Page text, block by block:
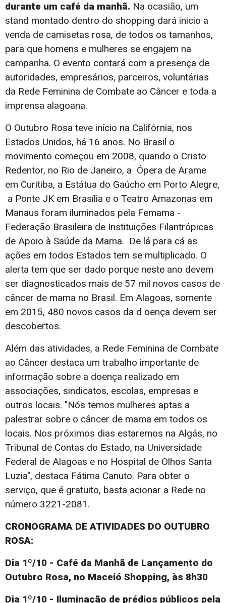
durante um café da manhã. Na ocasião, um
stand montado dentro do shopping dará inicio a
venda de camisetas rosa, de todos os tamanhos,
para que homens e mulheres se engajem na
campanha. O evento contará com a presença de
autoridades, empresários, parceiros, voluntárias
da Rede Feminina de Combate ao Câncer e toda a
imprensa alagoana.
O Outubro Rosa teve início na Califórnia, nos
Estados Unidos, há 16 anos. No Brasil o
movimento começou em 2008, quando o Cristo
Redentor, no Rio de Janeiro, a Ópera de Arame
em Curitiba, a Estátua do Gaúcho em Porto Alegre,
a Ponte JK em Brasília e o Teatro Amazonas em
Manaus foram iluminados pela Femama -
Federação Brasileira de Instituições Filantrópicas
de Apoio à Saúde da Mama. De lá para cá as
ações em todos Estados tem se multiplicado. O
alerta tem que ser dado porque neste ano devem
ser diagnosticados mais de 57 mil novos casos de
câncer de mama no Brasil. Em Alagoas, somente
em 2015, 480 novos casos da d oença devem ser
descobertos.
Além das atividades, a Rede Feminina de Combate
ao Câncer destaca um trabalho importante de
informação sobre a doença realizado em
associações, sindicatos, escolas, empresas e
outros locais. "Nós temos mulheres aptas a
palestrar sobre o câncer de mama em todos os
locais. Nos próximos dias estaremos na Algás, no
Tribunal de Contas do Estado, na Universidade
Federal de Alagoas e no Hospital de Olhos Santa
Luzia", destaca Fátima Canuto. Para obter o
serviço, que é gratuito, basta acionar a Rede no
número 3221-2081.
CRONOGRAMA DE ATIVIDADES DO OUTUBRO
ROSA:
Dia 1º/10 - Café da Manhã de Lançamento do
Outubro Rosa, no Maceió Shopping, às 8h30
Dia 1º/10 - Iluminação de prédios públicos pela